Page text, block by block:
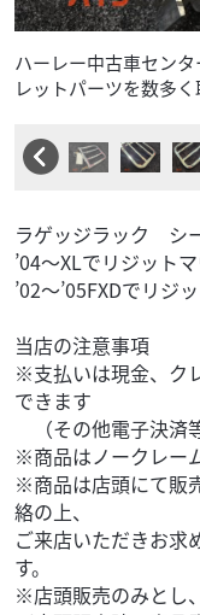
ハーレー中古車セン
レットパーツを数多く
ラゲッジラック シ
’04～XLでリジット
’02～’05FXDでリジ
当店の注意事項
※支払いは現金、ク
できます
（その他電子決済
※商品はノークレー
※商品は店頭にて販
絡の上、
ご来店いただきお求
す。
※店頭販売のみとし